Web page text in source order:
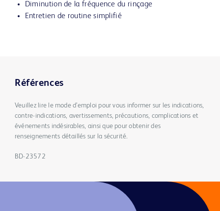
Diminution de la fréquence du rinçage
Entretien de routine simplifié
Références
Veuillez lire le mode d’emploi pour vous informer sur les indications,
contre-indications, avertissements, précautions, complications et
événements indésirables, ainsi que pour obtenir des
renseignements détaillés sur la sécurité.
BD-23572